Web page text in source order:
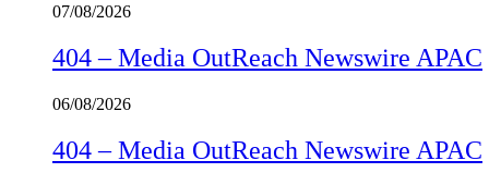
07/08/2026
404 – Media OutReach Newswire APAC
06/08/2026
404 – Media OutReach Newswire APAC